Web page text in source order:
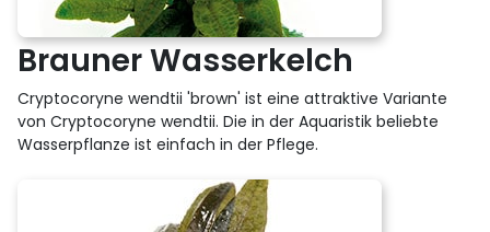
Brauner Wasserkelch
Cryptocoryne wendtii 'brown' ist eine attraktive Variante
von Cryptocoryne wendtii. Die in der Aquaristik beliebte
Wasserpflanze ist einfach in der Pflege.